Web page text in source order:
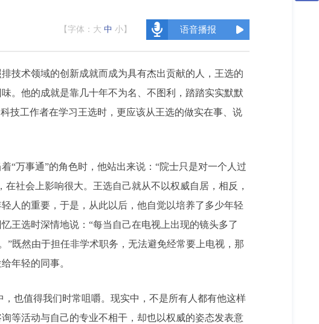
【字体： 大 中 小 】 语音播报
术领域的创新成就而成为具有杰出贡献的人，王选的
。他的成就是靠几十年不为名、不图利，踏踏实实默默
技工作者在学习王选时，更应该从王选的做实在事、说
万事通”的角色时，他站出来说：“院士只是对一个人过
社会上影响很大。王选自己就从不以权威自居，相反，
人的重要，于是，从此以后，他自觉以培养了多少年轻
王选时深情地说：“每当自己在电视上出现的镜头多了
”既然由于担任非学术职务，无法避免经常要上电视，那
年轻的同事。
也值得我们时常咀嚼。现实中，不是所有人都有他这样
等活动与自己的专业不相干，却也以权威的姿态发表意